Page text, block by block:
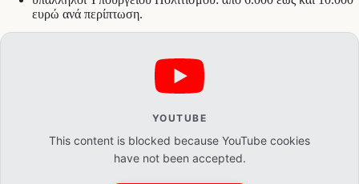
ευρώ ανά περίπτωση.
YOUTUBE
This content is blocked because YouTube cookies
have not been accepted.